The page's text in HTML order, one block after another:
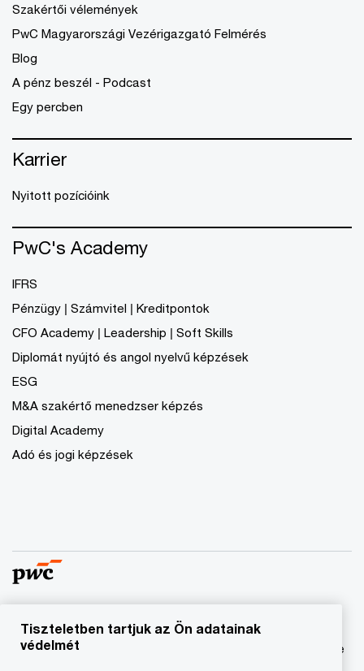
Szakértői vélemények
PwC Magyarországi Vezérigazgató Felmérés
Blog
A pénz beszél - Podcast
Egy percben
Karrier
Nyitott pozícióink
PwC's Academy
IFRS
Pénzügy | Számvitel | Kreditpontok
CFO Academy | Leadership | Soft Skills
Diplomát nyújtó és angol nyelvű képzések
ESG
M&A szakértő menedzser képzés
Digital Academy
Adó és jogi képzések
© 2023 - 2026 PwC. Minden jog fenntartva. A „PwC”
kifejezés a PricewaterhouseCoopers Könyvvizsgáló Kft.-re
Tiszteletben tartjuk az Ön adatainak
védelmét